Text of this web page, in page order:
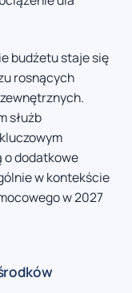
budżetu staje się
rosnących
służb
o dodatkowe
w kontekście
w 2027